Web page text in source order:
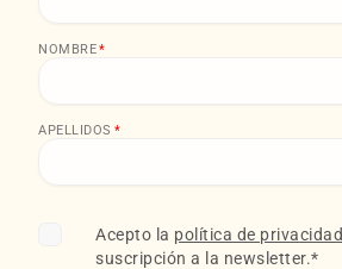
NOMBRE*
APELLIDOS *
Acepto la política de privacidad
suscripción a la newsletter.*